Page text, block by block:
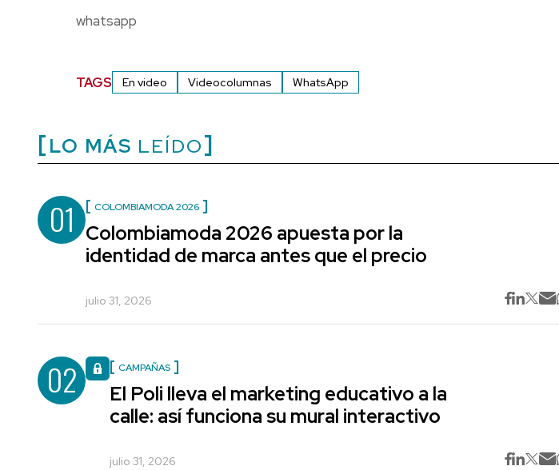
whatsapp
TAGS En video Videocolumnas WhatsApp
LO MÁS LEÍDO
01 COLOMBIAMODA 2026
Colombiamoda 2026 apuesta por la
identidad de marca antes que el precio
julio 31, 2026
02 CAMPAÑAS
El Poli lleva el marketing educativo a la
calle: así funciona su mural interactivo
julio 31, 2026